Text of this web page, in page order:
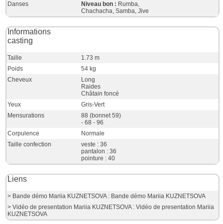
Danses
Niveau bon : Rumba,
Chachacha, Samba, Jive
Informations
casting
Taille
1.73 m
Poids
54 kg
Cheveux
Long
Raides
Châtain foncé
Yeux
Gris-Vert
Mensurations
88 (bonnet 59)
- 68 - 96
Corpulence
Normale
Taille confection
veste : 36
pantalon : 36
pointure : 40
Liens
> Bande démo Mariia KUZNETSOVA : Bande démo Mariia KUZNETSOVA
> Vidéo de presentation Mariia KUZNETSOVA : Vidéo de presentation Mariia
KUZNETSOVA